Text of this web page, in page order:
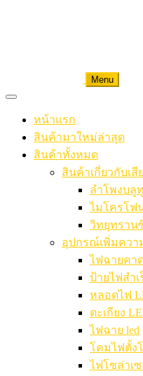
Menu
หน้าแรก
สินค้ามาใหม่ล่าสุด
สินค้าทั้งหมด
สินค้าเกี่ยวกับเสี
ลำโพงบลู
ไมโครโฟ
วิทยุทราน
อุปกรณ์เพิ่มควา
ไฟฉายคา
ป้ายไฟสำเ
หลอดไฟ
ตะเกียง
ไฟฉาย led
โคมไฟตั้ง
ไฟโซล่าเ